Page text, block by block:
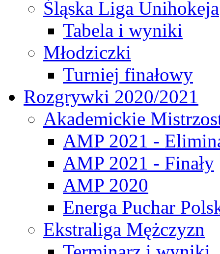
Śląska Liga Unihokeja
Tabela i wyniki
Młodziczki
Turniej finałowy
Rozgrywki 2020/2021
Akademickie
AMP 2021 -
AMP 2021 - Finały
AMP 2020
Energa Puchar
Ekstraliga Mężczyzn